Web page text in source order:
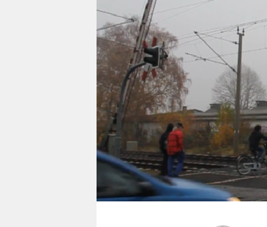
wahrheit
verlag
verlag
veranstaltungen
shop
fragen & hilfe
unterstützen
abo